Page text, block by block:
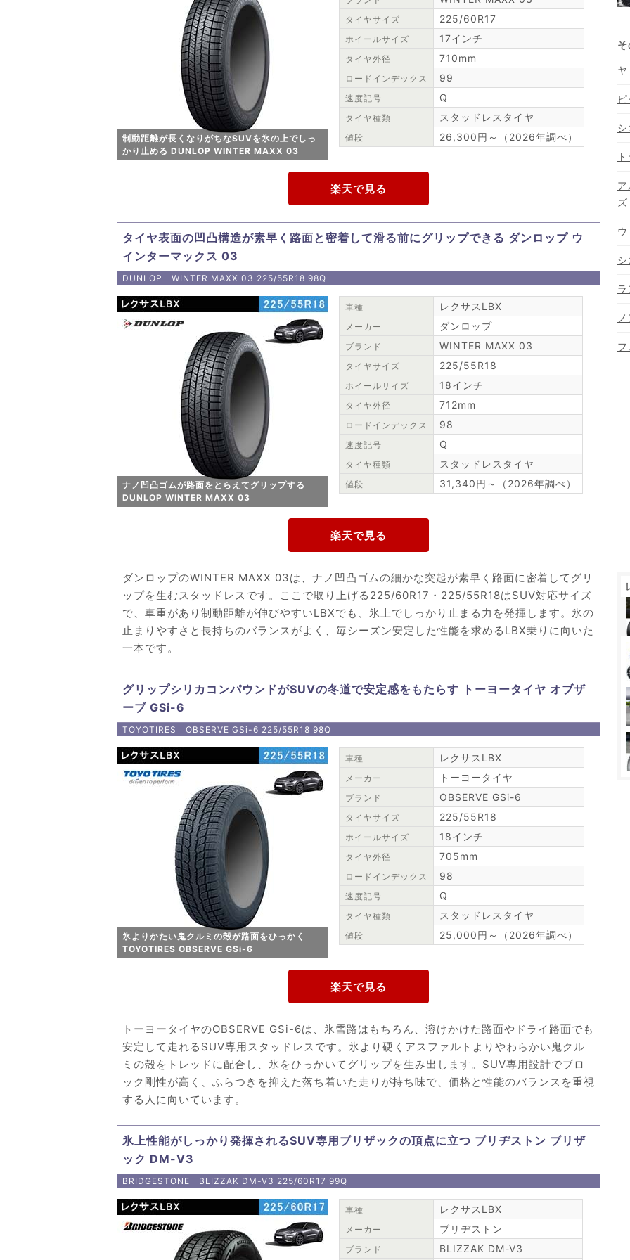
制動距離が長くなりがちなSUVを氷の上でしっ
かり止める DUNLOP WINTER MAXX 03
タイヤサイズ 225/60R17
ホイールサイズ 17インチ
タイヤ外径 710mm
ロードインデックス 99
速度記号 Q
タイヤ種類 スタッドレスタイヤ
値段 26,300円～（2026年調べ）
タイヤ表面の凹凸構造が素早く路面と密着して滑る前にグリップできる ダンロップ ウ
インターマックス 03
DUNLOP WINTER MAXX 03 225/55R18 98Q
ナノ凹凸ゴムが路面をとらえてグリップする
DUNLOP WINTER MAXX 03
車種 レクサスLBX
メーカー ダンロップ
ブランド WINTER MAXX 03
タイヤサイズ 225/55R18
ホイールサイズ 18インチ
タイヤ外径 712mm
ロードインデックス 98
速度記号 Q
タイヤ種類 スタッドレスタイヤ
値段 31,340円～（2026年調べ）
ダンロップのWINTER MAXX 03は、ナノ凹凸ゴムの細かな突起が素早く路面に密着してグリ
ップを生むスタッドレスです。ここで取り上げる225/60R17・225/55R18はSUV対応サイズ
で、車重があり制動距離が伸びやすいLBXでも、氷上でしっかり止まる力を発揮します。氷の
止まりやすさと長持ちのバランスがよく、毎シーズン安定した性能を求めるLBX乗りに向いた
一本です。
グリップシリカコンパウンドがSUVの冬道で安定感をもたらす トーヨータイヤ オブザ
ーブ GSi-6
TOYOTIRES OBSERVE GSi-6 225/55R18 98Q
氷よりかたい鬼クルミの殻が路面をひっかく
TOYOTIRES OBSERVE GSi-6
車種 レクサスLBX
メーカー トーヨータイヤ
ブランド OBSERVE GSi-6
タイヤサイズ 225/55R18
ホイールサイズ 18インチ
タイヤ外径 705mm
ロードインデックス 98
速度記号 Q
タイヤ種類 スタッドレスタイヤ
値段 25,000円～（2026年調べ）
トーヨータイヤのOBSERVE GSi-6は、氷雪路はもちろん、溶けかけた路面やドライ路面でも
安定して走れるSUV専用スタッドレスです。氷より硬くアスファルトよりやわらかい鬼クル
ミの殻をトレッドに配合し、氷をひっかいてグリップを生み出します。SUV専用設計でブロ
ック剛性が高く、ふらつきを抑えた落ち着いた走りが持ち味で、価格と性能のバランスを重視
する人に向いています。
氷上性能がしっかり発揮されるSUV専用ブリザックの頂点に立つ ブリヂストン ブリザ
ック DM-V3
BRIDGESTONE BLIZZAK DM-V3 225/60R17 99Q
車種 レクサスLBX
メーカー ブリヂストン
ブランド BLIZZAK DM-V3
ズ